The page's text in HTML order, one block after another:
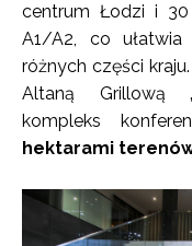
centrum Łodzi i
A1/A2, co
różnych części
Altaną Grillową
kompleks
hektarami